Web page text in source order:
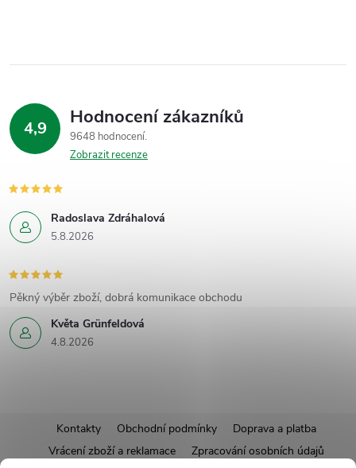
4,9 Hodnocení zákazníků
9648 hodnocení
Zobrazit recenze
Radoslava Zdráhalová
5.8.2026
Květa Grünfeldová
4.8.2026
Pěkný výběr zboží, dobrá komunikace obchodu
Kontakty Obchodní podmínky
Doprava a platba
Vrácení zboží a reklamace
Zpracování osobních údajů